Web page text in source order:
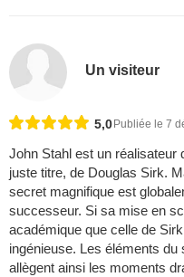
Un visiteur
5,0Publiée le 7
John Stahl est un réalisateur
juste titre, de Douglas Sirk.
secret magnifique est
successeur. Si sa mise en
académique que celle de
ingénieuse. Les éléments
allègent ainsi les moments